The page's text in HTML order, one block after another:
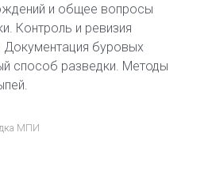
и общее вопросы
Контроль и ревизия
буровых
способ разведки. Методы
МПИ